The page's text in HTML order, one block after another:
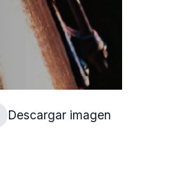
Descargar imagen